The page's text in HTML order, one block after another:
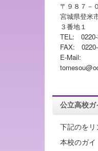
〒９８７－
宮城県登米
３番地１
TEL: 0220-
FAX:
E-Mail:
公立高校ガ
下記のをリ
本校のガ